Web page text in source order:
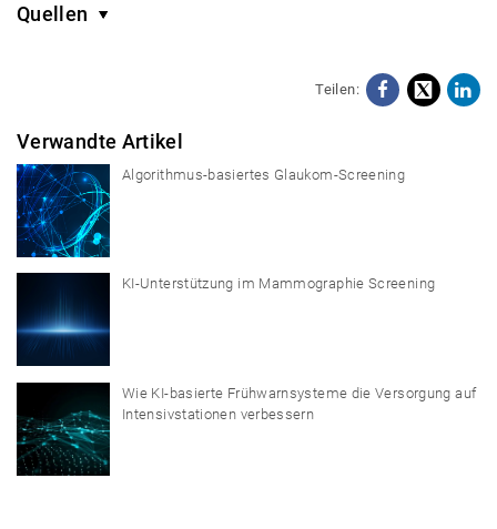
Quellen
Teilen: X
Verwandte Artikel
Algorithmus-basiertes Glaukom-Screening
KI-Unterstützung im Mammographie Screening
Wie KI-basierte Frühwarnsysteme die Versorgung auf
Intensivstationen verbessern